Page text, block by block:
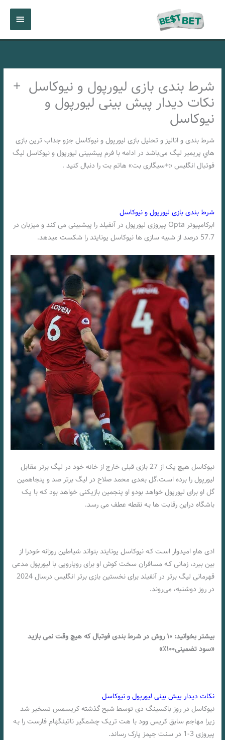
اصلی
شرط بندی بازی لیورپول و نیوکاسل +
نکات دیدار پیش بینی لیورپول و
نیوکاسل
شرط بندی و انالیز و تحلیل بازی لیورپول و نیوکاسل جزو جذاب ترین بازی
هاي‌ پریمیر لیگ می‌باشد در ادامه با فرم پیشبینی لیورپول و نیوکاسل لیگ
فوتبال انگلیس «+سیگاری بت» هاتم بت را دنبال کنید .
شرط بندی بازی لیورپول و نیوکاسل
ابرکامپیوتر Opta پیروزی لیورپول در آنفیلد را پیشبینی می کند و میزبان در
57.7 درصد از شبیه سازی ها نیوکاسل یونایتد را شکست میدهد.
نیوکاسل هیچ یک از 27 بازی قبلی خارج از خانه خود در لیگ برتر مقابل
لیورپول را برده اسـت.گل بعدی محمد صلاح در لیگ برتر صد و پنجاهمین
گل او برای لیورپول خواهد بودو او پنجمین بازیکنی خواهد بود کـه با یک
باشگاه دراین رقابت ها بـه نقطه عطف می رسد.
ادی هاو امیدوار اسـت کـه نیوکاسل یونایتد بتواند شیاطین روزانه خودرا از
بین ببرد، زمانی کـه مسافران سخت کوش او برای رویارویی با لیورپول مدعی
قهرمانی لیگ برتر در آنفیلد برای نخستین بازی برتر انگلیس درسال 2024
در روز دوشنبه، می‌روند.
بیشتر بخوانید: ۱۰ روش در شرط بندی فوتبال که هیچ وقت نمی بازید
«سود تضمینی۱۰۰٪»
نکات دیدار پیش بینی لیورپول و نیوکاسل
نیوکاسل در روز باکسینگ دی توسط شبح گذشته کریسمس تسخیر شد
زیرا مهاجم سابق کریس وود با هت تریک چشمگیر ناتینگهام فارست را بـه
پیروزی 3-1 در سنت جیمز پارک رساند.